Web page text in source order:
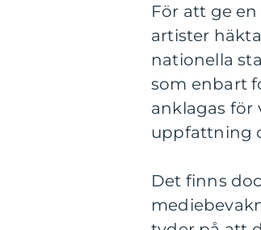
För att ge
artister
nationella
som enbart
anklagas för
uppfattning
Det finns